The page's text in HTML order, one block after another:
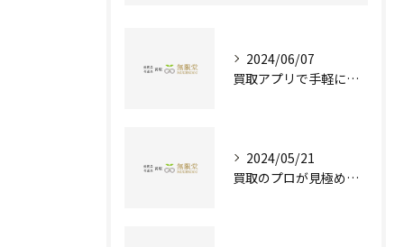
2024/06/07
買取アプリで手軽に現金化！あなたの不要品が宝物に変わる方法とは？
2024/05/21
買取のプロが見極める！骨董品の価値と査定とは？